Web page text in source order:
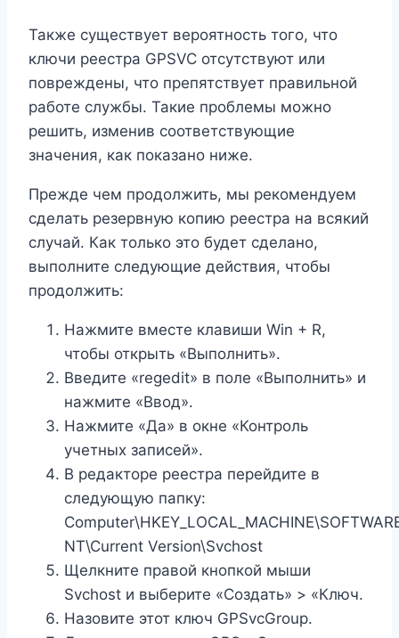
Также существует вероятность того, что
ключи реестра GPSVC отсутствуют или
повреждены, что препятствует правильной
работе службы. Такие проблемы можно
решить, изменив соответствующие
значения, как показано ниже.
Прежде чем продолжить, мы рекомендуем
сделать резервную копию реестра на всякий
случай. Как только это будет сделано,
выполните следующие действия, чтобы
продолжить:
Нажмите вместе клавиши Win + R,
чтобы открыть «Выполнить».
Введите «regedit» в поле «Выполнить» и
нажмите «Ввод».
Нажмите «Да» в окне «Контроль
учетных записей».
В редакторе реестра перейдите в
следующую папку:
NT\Current Version\Svchost
Щелкните правой кнопкой мыши
Svchost и выберите «Создать» > «Ключ.
Назовите этот ключ GPSvcGroup.